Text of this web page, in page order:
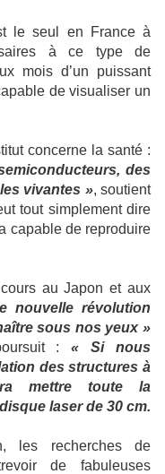
le seul en France à
à ce type de
mois d’un puissant
de visualiser un
concerne la santé :
des
vivantes », soutient
tout simplement dire
capable de reproduire
au Japon et aux
nouvelle révolution
sous nos yeux »
:« Si nous
des structures à
mettre toute la
laser de 30 cm.
les recherches de
de fabuleuses